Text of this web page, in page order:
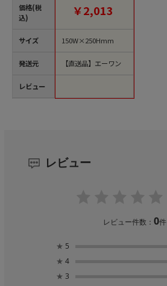
価格(税
込)
サイズ
発送元
レビュー
￥2,013
150W×250Hmm
【直送品】エーワン
レビュー
レビュー件数：0件
★ 5
★ 4
★ 3